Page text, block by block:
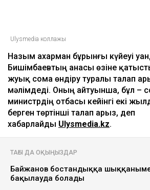
Ulysmedia коллажы
Назым Қахарман бұрынғы күйеуі
Бишімбаевтың анасы өзіне
жуық сома өндіру туралы талап
мәлімдеді. Оның айтуынша, бұл –
министрдің отбасы кейінгі екі
берген төртінші талап арыз, деп
хабарлайды Ulysmedia.kz.
ТАҒЫ ДА ОҚЫҢЫЗДАР
Байжанов бостандыққа
бақылауда болады